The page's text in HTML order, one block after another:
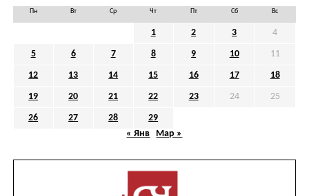
Пн Вт Ср Чт Пт Сб Вс
1 2 3 4
5 6 7 8 9 10 11
12 13 14 15 16 17 18
19 20 21 22 23 24 25
26 27 28
29
« Янв
Мар »